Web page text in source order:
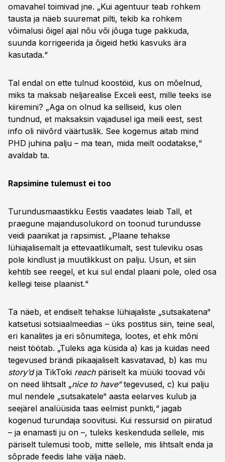
omavahel toimivad jne. „Kui agentuur teab rohkem
tausta ja näeb suuremat pilti, tekib ka rohkem
võimalusi õigel ajal nõu või jõuga tuge pakkuda,
suunda korrigeerida ja õigeid hetki kasvuks ära
kasutada.“
Tal endal on ette tulnud koostöid, kus on mõelnud,
miks ta maksab neljarealise Exceli eest, mille teeks ise
kiiremini? „Aga on olnud ka selliseid, kus olen
tundnud, et maksaksin vajadusel iga meili eest, sest
info oli niivõrd väärtuslik. See kogemus aitab mind
PHD juhina palju – ma tean, mida meilt oodatakse,“
avaldab ta.
Rapsimine tulemust ei too
Turundusmaastikku Eestis vaadates leiab Tall, et
praegune majandusolukord on toonud turundusse
veidi paanikat ja rapsimist. „Plaane tehakse
lühiajalisemalt ja ettevaatlikumalt, sest tuleviku osas
pole kindlust ja muutlikkust on palju. Usun, et siin
kehtib see reegel, et kui sul endal plaani pole, oled osa
kellegi teise plaanist.“
Ta näeb, et endiselt tehakse lühiajaliste „sutsakatena“
katsetusi sotsiaalmeedias – üks postitus siin, teine seal,
eri kanalites ja eri sõnumitega, lootes, et ehk mõni
neist töötab. „Tuleks aga küsida a) kas ja kuidas need
tegevused brändi pikaajaliselt kasvatavad, b) kas mu
story’dja TikToki reachpäriselt ka müüki toovad või
on need lihtsalt „nice to have“tegevused, c) kui palju
mul nendele „sutsakatele“ aasta eelarves kulub ja
seejärel analüüsida taas eelmist punkti,“ jagab
kogenud turundaja soovitusi. Kui ressursid on piiratud
– ja enamasti ju on –, tuleks keskenduda sellele, mis
päriselt tulemusi toob, mitte sellele, mis lihtsalt enda ja
sõprade feedis lahe välja näeb.